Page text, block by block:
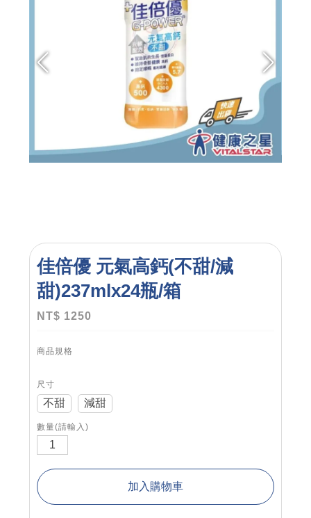
佳倍優 元氣高鈣(不甜/減
甜)237mlx24瓶/箱
NT$ 1250
商品規格
尺寸
不甜 減甜
數量(請輸入)